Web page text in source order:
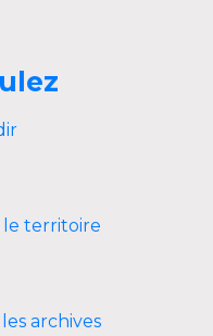
territoire
archives